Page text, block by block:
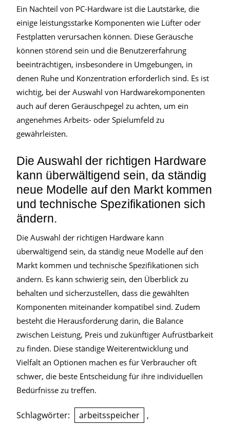
Ein Nachteil von PC-Hardware ist die Lautstärke, die
einige leistungsstarke Komponenten wie Lüfter oder
Festplatten verursachen können. Diese Geräusche
können störend sein und die Benutzererfahrung
beeinträchtigen, insbesondere in Umgebungen, in
denen Ruhe und Konzentration erforderlich sind. Es ist
wichtig, bei der Auswahl von Hardwarekomponenten
auch auf deren Geräuschpegel zu achten, um ein
angenehmes Arbeits- oder Spielumfeld zu
gewährleisten.
Die Auswahl der richtigen Hardware
kann überwältigend sein, da ständig
neue Modelle auf den Markt kommen
und technische Spezifikationen sich
ändern.
Die Auswahl der richtigen Hardware kann
überwältigend sein, da ständig neue Modelle auf den
Markt kommen und technische Spezifikationen sich
ändern. Es kann schwierig sein, den Überblick zu
behalten und sicherzustellen, dass die gewählten
Komponenten miteinander kompatibel sind. Zudem
besteht die Herausforderung darin, die Balance
zwischen Leistung, Preis und zukünftiger Aufrüstbarkeit
zu finden. Diese ständige Weiterentwicklung und
Vielfalt an Optionen machen es für Verbraucher oft
schwer, die beste Entscheidung für ihre individuellen
Bedürfnisse zu treffen.
Schlagwörter: arbeitsspeicher
,